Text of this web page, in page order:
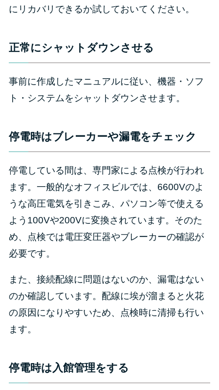
にリカバリできるか試しておいてください。
正常にシャットダウンさせる
事前に作成したマニュアルに従い、機器・ソフ
ト・システムをシャットダウンさせます。
停電時はブレーカーや漏電をチェック
停電している間は、専門家による点検が行われ
ます。一般的なオフィスビルでは、6600Vのよ
うな高圧電気を引きこみ、パソコン等で使える
よう100Vや200Vに変換されています。そのた
め、点検では電圧変圧器やブレーカーの確認が
必要です。
また、接続配線に問題はないのか、漏電はない
のか確認しています。配線に埃が溜まると火花
の原因になりやすいため、点検時に清掃も行い
ます。
停電時は入館管理をする